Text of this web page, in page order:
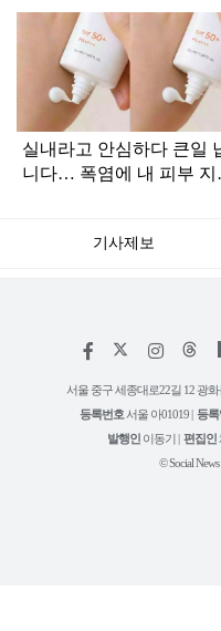
실내라고 안심하다 큰일
니다… 폭염에 내 피부 지
기사제보
페
스
인
타
램
서울 중구 세종대로22길 12 광
등록번호 서울 아01019 | 등
발행인 이동기 | 편집인
© Social News